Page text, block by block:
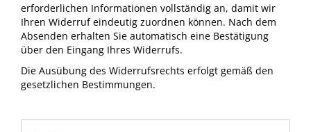
erforderlichen Informationen vollständig an, damit wir
Ihren Widerruf eindeutig zuordnen können. Nach dem
Absenden erhalten Sie automatisch eine Bestätigung
über den Eingang Ihres Widerrufs.
Die Ausübung des Widerrufsrechts erfolgt gemäß den
gesetzlichen Bestimmungen.